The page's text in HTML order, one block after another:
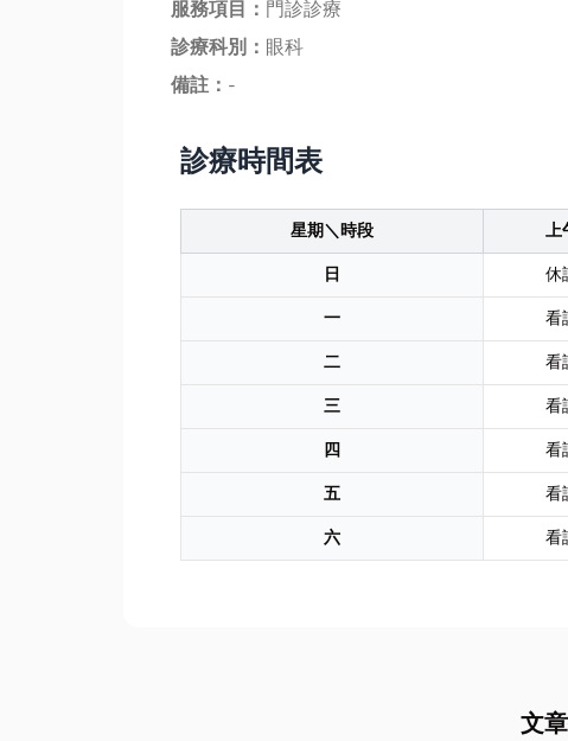
服務項目： 門診診療
診療科別： 眼科
備註： -
診療時間表
星期＼時段 上
日
休
一
看
二
看
三
看
四
看
五
看
六
看
文